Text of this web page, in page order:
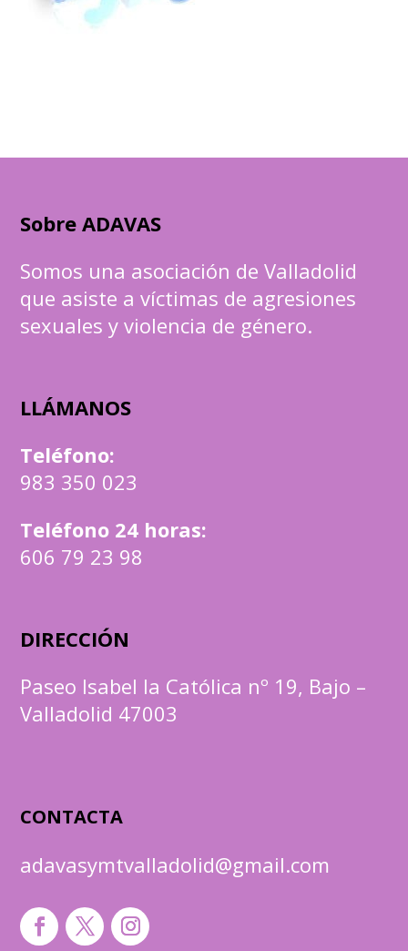
Sobre ADAVAS
Somos una asociación de Valladolid
que asiste a víctimas de agresiones
sexuales y violencia de género.
LLÁMANOS
Teléfono:
983 350 023
Teléfono 24 horas:
606 79 23 98
DIRECCIÓN
Paseo Isabel la Católica nº 19, Bajo –
Valladolid 47003
CONTACTA
adavasymtvalladolid@gmail.com